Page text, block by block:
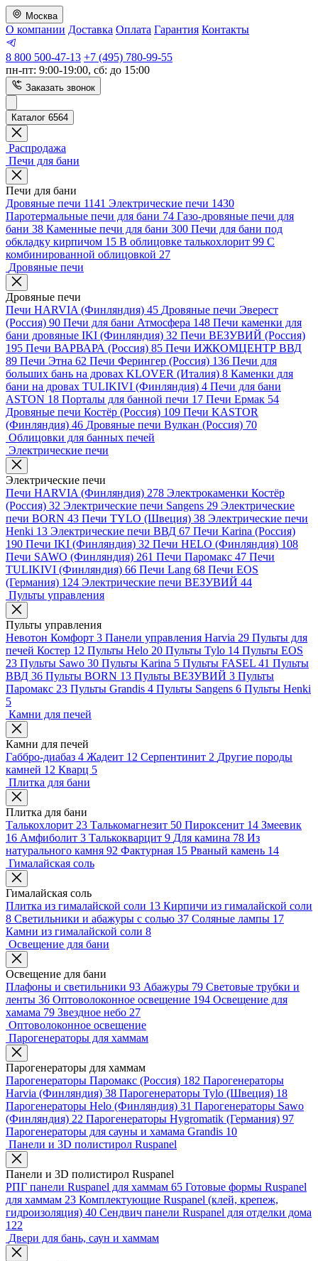
Москва
О компании Доставка Оплата Гарантия Контакты
8 800 500-47-13 +7 (495) 780-99-55
пн-пт: 9:00-19:00, сб: до 15:00
Заказать звонок
Каталог 6564
Распродажа
Печи для бани
Печи для бани
Дровяные печи 1141 Электрические печи 1430
Паротермальные печи для бани 74 Газо-дровяные печи для
бани 38 Каменные печи для бани 300 Печи для бани под
обкладку кирпичом 15 В облицовке талькохлорит 99 С
комбинированной облицовкой 27
Дровяные печи
Дровяные печи
Печи HARVIA (Финляндия) 45 Дровяные печи Эверест
(Россия) 90 Печи для бани Атмосфера 148 Печи каменки для
бани дровяные IKI (Финляндия) 32 Печи ВЕЗУВИЙ (Россия)
195 Печи ВАРВАРА (Россия) 85 Печи ИЖКОМЦЕНТР ВВД
89 Печи Этна 62 Печи Ферингер (Россия) 136 Печи для
больших бань на дровах KLOVER (Италия) 8 Каменки для
бани на дровах TULIKIVI (Финляндия) 4 Печи для бани
ASTON 18 Порталы для банной печи 17 Печи Ермак 54
Дровяные печи Костёр (Россия) 109 Печи KASTOR
(Финляндия) 46 Дровяные печи Вулкан (Россия) 70
Облицовки для банных печей
Электрические печи
Электрические печи
Печи HARVIA (Финляндия) 278 Электрокаменки Костёр
(Россия) 32 Электрические печи Sangens 29 Электрические
печи BORN 43 Печи TYLO (Швеция) 38 Электрические печи
Henki 13 Электрические печи ВВД 67 Печи Karina (Россия)
190 Печи IKI (Финляндия) 32 Печи HELO (Финляндия) 108
Печи SAWO (Финляндия) 261 Печи Паромакс 47 Печи
TULIKIVI (Финляндия) 66 Печи Lang 68 Печи EOS
(Германия) 124 Электрические печи ВЕЗУВИЙ 44
Пульты управления
Пульты управления
Невотон Комфорт 3 Панели управления Harvia 29 Пульты для
печей Костер 12 Пульты Helo 20 Пульты Tylo 14 Пульты EOS
23 Пульты Sawo 30 Пульты Karina 5 Пульты FASEL 41 Пульты
ВВД 36 Пульты BORN 13 Пульты ВЕЗУВИЙ 3 Пульты
Паромакс 23 Пульты Grandis 4 Пульты Sangens 6 Пульты Henki
5
Камни для печей
Камни для печей
Габбро-диабаз 4 Жадеит 12 Серпентинит 2 Другие породы
камней 12 Кварц 5
Плитка для бани
Плитка для бани
Талькохлорит 23 Талькомагнезит 50 Пироксенит 14 Змеевик
16 Амфиболит 3 Талькокварцит 9 Для камина 78 Из
натурального камня 92 Фактурная 15 Рваный камень 14
Гималайская соль
Гималайская соль
Плитка из гималайской соли 13 Кирпичи из гималайской соли
8 Светильники и абажуры с солью 37 Соляные лампы 17
Камни из гималайской соли 8
Освещение для бани
Освещение для бани
Плафоны и светильники 93 Абажуры 79 Световые трубки и
ленты 36 Оптоволоконное освещение 194 Освещение для
хамама 79 Звездное небо 27
Оптоволоконное освещение
Парогенераторы для хаммам
Парогенераторы для хаммам
Парогенераторы Паромакс (Россия) 182 Парогенераторы
Harvia (Финляндия) 38 Парогенераторы Tylo (Швеция) 18
Парогенераторы Helo (Финляндия) 31 Парогенераторы Sawo
(Финляндия) 22 Парогенераторы Hygromatik (Германия) 97
Парогенераторы для сауны и хамама Grandis 10
Панели и 3D полистирол Ruspanel
Панели и 3D полистирол Ruspanel
РПГ панели Ruspanel для хаммам 65 Готовые формы Ruspanel
для хаммам 23 Комплектующие Ruspanel (клей, крепеж,
гидроизоляция) 40 Сендвич панели Ruspanel для отделки дома
122
Двери для бань, саун и хаммам